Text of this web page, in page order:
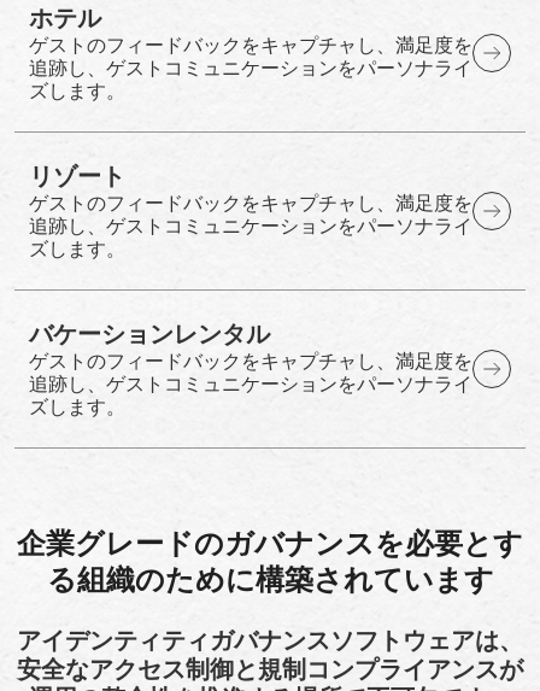
ホテル
ゲストのフィードバックをキャプチャし、満足度を
追跡し、ゲストコミュニケーションをパーソナライ
ズします。
リゾート
ゲストのフィードバックをキャプチャし、満足度を
追跡し、ゲストコミュニケーションをパーソナライ
ズします。
バケーションレンタル
ゲストのフィードバックをキャプチャし、満足度を
追跡し、ゲストコミュニケーションをパーソナライ
ズします。
企業グレードのガバナンスを必要とす
る組織のために構築されています
アイデンティティガバナンスソフトウェアは、
安全なアクセス制御と規制コンプライアンスが